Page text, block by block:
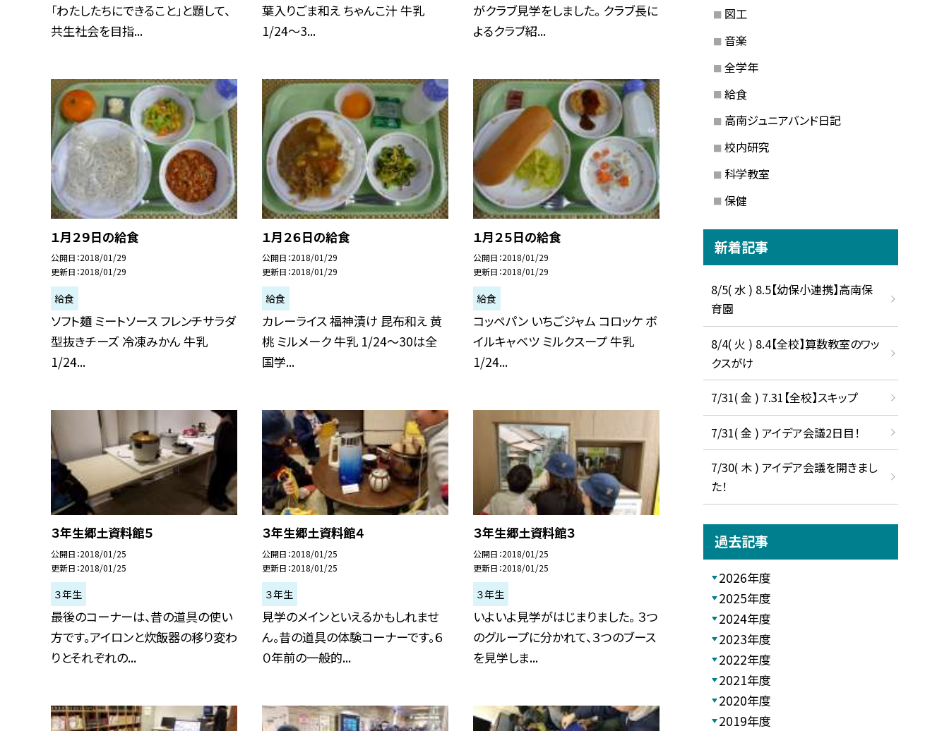
「わたしたちにできること」と題して、
共生社会を目指...
葉入りごま和え ちゃんこ汁 牛乳
1/24〜3...
がクラブ見学をしました。 クラブ長に
よるクラブ紹...
１月２９日の給食
公開日 2018/01/29
更新日 2018/01/29
給食
ソフト麺 ミートソース フレンチサラダ
型抜きチーズ 冷凍みかん 牛乳
1/24...
１月２６日の給食
公開日 2018/01/29
更新日 2018/01/29
給食
カレーライス 福神漬け 昆布和え 黄
桃 ミルメーク 牛乳 1/24〜30は全
国学...
１月２５日の給食
公開日 2018/01/29
更新日 2018/01/29
給食
コッペパン いちごジャム コロッケ ボ
イルキャベツ ミルクスープ 牛乳
1/24...
３年生郷土資料館５
公開日 2018/01/25
更新日 2018/01/25
３年生
最後のコーナーは、昔の道具の使い
方です。アイロンと炊飯器の移り変わ
りとそれぞれの...
３年生郷土資料館４
公開日 2018/01/25
更新日 2018/01/25
３年生
見学のメインといえるかもしれませ
ん。昔の道具の体験コーナーです。６
０年前の一般的...
３年生郷土資料館３
公開日 2018/01/25
更新日 2018/01/25
３年生
いよいよ見学がはじまりました。 ３つ
のグループに分かれて、３つのブース
を見学しま...
図工
音楽
全学年
給食
高南ジュニアバンド日記
校内研究
科学教室
保健
新着記事
8/5( 水 ) 8.5【幼保小連携】高南保
育園
8/4( 火 ) 8.4【全校】算数教室のワッ
クスがけ
7/31( 金 ) 7.31【全校】スキップ
7/31( 金 ) アイデア会議2日目！
7/30( 木 ) アイデア会議を開きまし
た！
過去記事
2026年度
2025年度
2024年度
2023年度
2022年度
2021年度
2020年度
2019年度